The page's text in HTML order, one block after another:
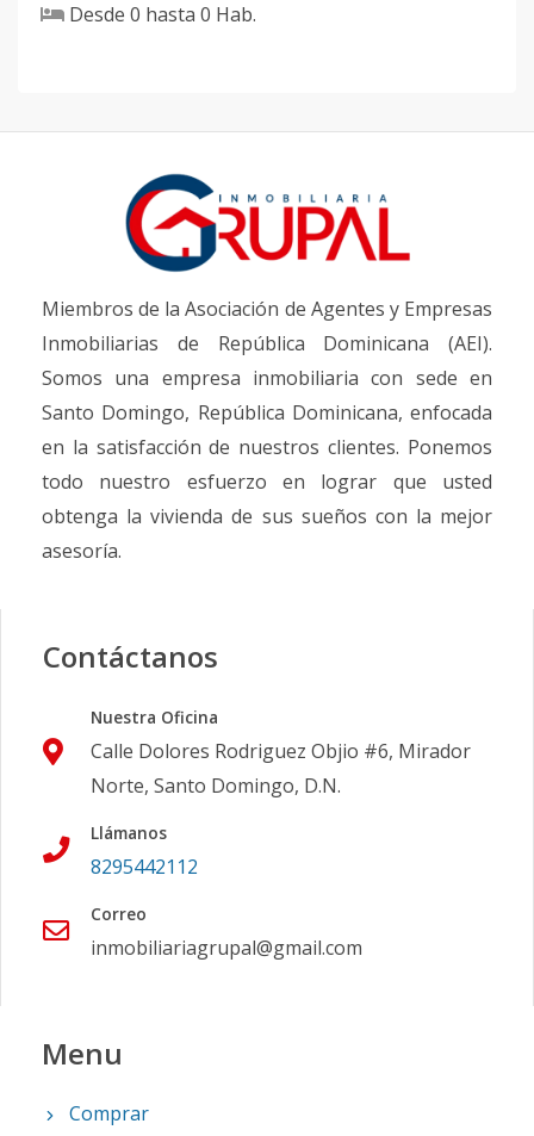
Desde 0 hasta 0 Hab.
Miembros de la Asociación de Agentes y Empresas
Inmobiliarias de República Dominicana (AEI).
Somos una empresa inmobiliaria con sede en
Santo Domingo, República Dominicana, enfocada
en la satisfacción de nuestros clientes. Ponemos
todo nuestro esfuerzo en lograr que usted
obtenga la vivienda de sus sueños con la mejor
asesoría.
Contáctanos
Nuestra Oficina
Calle Dolores Rodriguez Objio #6, Mirador
Norte, Santo Domingo, D.N.
Llámanos
8295442112
Correo
inmobiliariagrupal@gmail.com
Menu
Comprar